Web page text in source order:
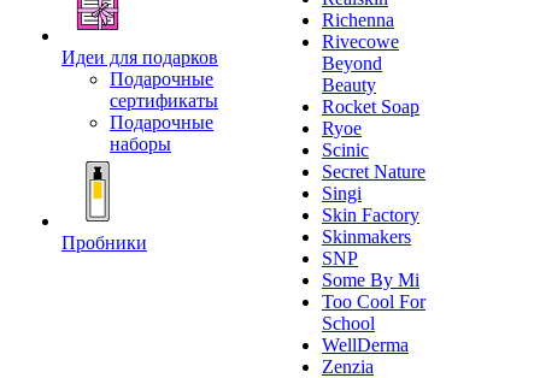
Идеи для подарков
Подарочные
сертификаты
Подарочные
наборы
Пробники
Richenna
Rivecowe
Beyond
Beauty
Rocket Soap
Ryoe
Scinic
Secret Nature
Singi
Skin Factory
Skinmakers
SNP
Some By Mi
Too Cool For
School
WellDerma
Zenzia